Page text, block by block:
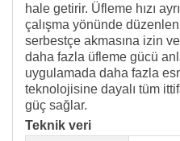
hale getirir. Üfleme hızı
çalışma yönünde
serbestçe akmasına izin
daha fazla üfleme gücü
uygulamada daha fazla
teknolojisine dayalı tüm
güç sağlar.
Teknik veri